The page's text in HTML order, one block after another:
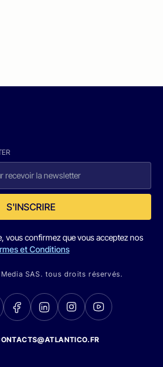
S'INSCRIRE
vous confirmez que vous acceptez nos
et Conditions
SAS. tous droits réservés.